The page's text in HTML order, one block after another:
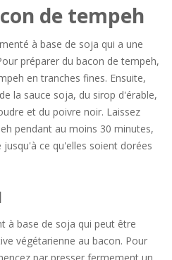
de tempeh
à base de soja qui a une
préparer du bacon de tempeh,
en tranches fines. Ensuite,
la sauce soja, du sirop d'érable,
et du poivre noir. Laissez
pendant au moins 30 minutes,
ce qu'elles soient dorées
à base de soja qui peut être
végétarienne au bacon. Pour